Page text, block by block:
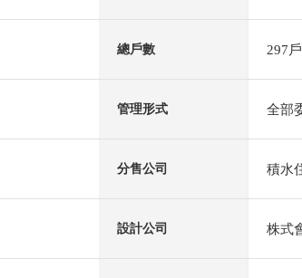
總戶數 297戶
管理形式 全部
分售公司 積水
設計公司 株式